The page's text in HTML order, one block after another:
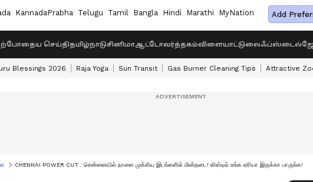
KannadaPrabha Telugu Tamil Bangla Hindi Marathi MyNation Add
செய்திதமிழ்நாடுசினிமாஆட்டோவர்த்தகம்விளையாட்டுலைஃப்ஸ்டைல்
Blessings 2026 Raja Yoga Sun Transit Gas Burner Cleaning Tips Attractive
CHENNAI POWER CUT : சென்னையில் நாளை முக்கிய இடங்களில் மின்தடை! லிஸ்டில் உங்க ஏரியா இருக்கா பாருங்க!